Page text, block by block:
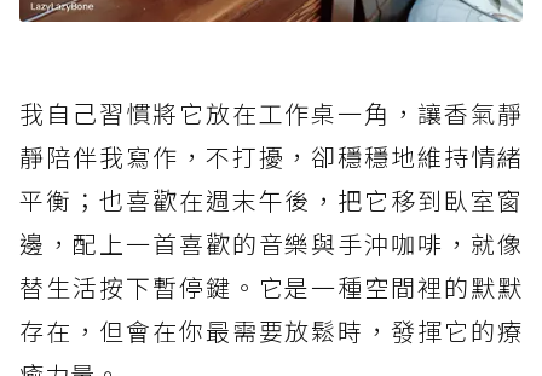
我自己習慣將它放在工作桌一角，讓香氣靜
靜陪伴我寫作，不打擾，卻穩穩地維持情緒
平衡；也喜歡在週末午後，把它移到臥室窗
邊，配上一首喜歡的音樂與手沖咖啡，就像
替生活按下暫停鍵。它是一種空間裡的默默
存在，但會在你最需要放鬆時，發揮它的療